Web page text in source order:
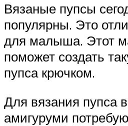
Вязаные пупсы
популярны. Это
для малыша. Этот
поможет создать
пупса крючком.
Для вязания пупса
амигуруми